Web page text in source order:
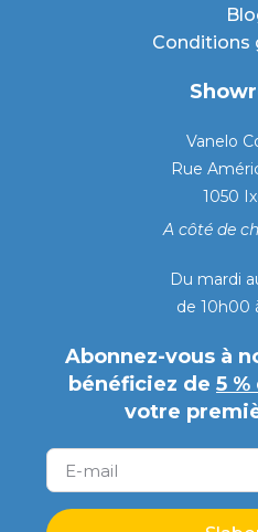
Conditions
Vanelo
Rue
1050
A côté de
Du mardi
de 10h00
Abonnez-vous à
bénéficiez de 5
votre